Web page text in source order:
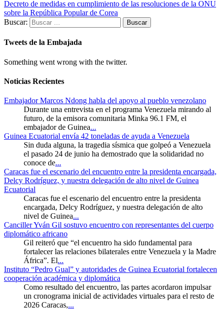
Decreto de medidas en cumplimiento de las resoluciones de la ONU
sobre la República Popular de Corea
Buscar:
Tweets de la Embajada
Something went wrong with the twitter.
Noticias Recientes
Embajador Marcos Ndong habla del apoyo al pueblo venezolano
Durante una entrevista en el programa Venezuela mirando al
futuro, de la emisora comunitaria Minka 96.1 FM, el
embajador de Guinea...
Guinea Ecuatorial envía 42 toneladas de ayuda a Venezuela
Sin duda alguna, la tragedia sísmica que golpeó a Venezuela
el pasado 24 de junio ha demostrado que la solidaridad no
conoce de...
Caracas fue el escenario del encuentro entre la presidenta encargada,
Delcy Rodríguez, y nuestra delegación de alto nivel de Guinea
Ecuatorial
Caracas fue el escenario del encuentro entre la presidenta
encargada, Delcy Rodríguez, y nuestra delegación de alto
nivel de Guinea...
Canciller Yván Gil sostuvo encuentro con representantes del cuerpo
diplomático africano
Gil reiteró que “el encuentro ha sido fundamental para
fortalecer las relaciones bilaterales entre Venezuela y la Madre
África”. El...
Instituto “Pedro Gual” y autoridades de Guinea Ecuatorial fortalecen
cooperación académica y diplomática
Como resultado del encuentro, las partes acordaron impulsar
un cronograma inicial de actividades virtuales para el resto de
2026 Caracas,...